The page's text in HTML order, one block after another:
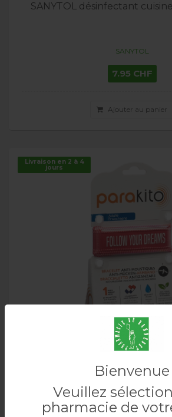
Bienvenue
Veuillez
pharmacie de
SANYTOL désinfectant
SANYTOL
7.95 CHF
Ajouter au panier
Livraison en 2 à 4
jours
PARAKITO